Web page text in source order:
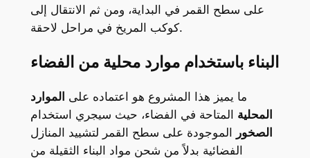
على سطح القمر في البداية، ومن ثم الانتقال إلى
كوكب المريخ في مراحل لاحقة.
البناء باستخدام موارد محلية من الفضاء
ما يميز هذا المشروع هو اعتماده على الموارد
المحلية المتاحة في الفضاء، حيث سيجري استخدام
الصخور الموجودة على سطح القمر لتشييد المنازل
الفضائية بدلاً من شحن مواد البناء الثقيلة من